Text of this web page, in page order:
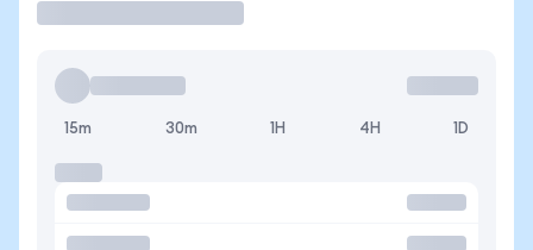
15m 30m 1H 4H 1D